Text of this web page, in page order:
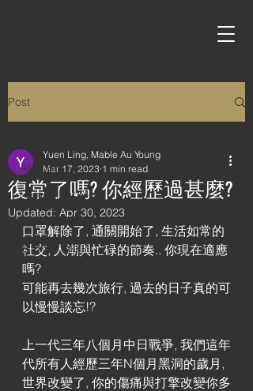
Post
All Posts
Remember Me
Proud of Me
Brighter Me
Understand Me
復常了嗎? 你經歷過甚麼?
Yuen Ling, Mable Au Young
Mar 17, 2023 1 min read
Updated: Apr 30, 2023
口罩解除了, 通關開始了, 生活如常的
社交, 人潮與忙碌的節奏.. 你現在適應
嗎?
可能再去幾次旅行, 過去的日子真的可
以慢慢談忘!?
上一代三年八個月中日戰爭, 我們這年
代所有人經歷三年N個月黑洞的歲月,
世界改變了, 你的傷痛與打擎改變你多